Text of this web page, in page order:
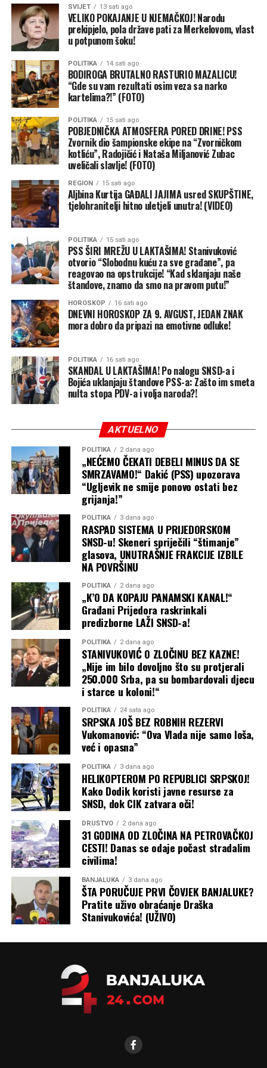
(BN) Foto: BN
(BN)
SVIJET 13 sati ago
VELIKO POKAJANJE U NJEMAČKOJ! Narodu
prekipjelo, pola države pati za Merkelovom, vlast
u potpunom šoku!
POLITIKA 14 sati ago
BODIROGA BRUTALNO RASTURIO MAZALICU!
“Gde su vam rezultati osim veza sa narko
kartelima?!” (FOTO)
POLITIKA 15 sati ago
POBJEDNIČKA ATMOSFERA PORED DRINE! PSS
Zvornik dio šampionske ekipe na “Zvorničkom
kotliću”, Radojičić i Nataša Miljanović Zubac
uveličali slavlje! (FOTO)
REGION 15 sati ago
Aljbina Kurtija GAĐALI JAJIMA usred SKUPŠTINE,
tjelohranitelji hitno uletjeli unutra! (VIDEO)
POLITIKA 15 sati ago
PSS ŠIRI MREŽU U LAKTAŠIMA! Stanivuković
otvorio “Slobodnu kuću za sve građane”, pa
reagovao na opstrukcije! “Kad sklanjaju naše
štandove, znamo da smo na pravom putu!”
HOROSKOP 16 sati ago
DNEVNI HOROSKOP ZA 9. AVGUST, JEDAN ZNAK
mora dobro da pripazi na emotivne odluke!
POLITIKA 16 sati ago
SKANDAL U LAKTAŠIMA! Po nalogu SNSD-a i
Bojića uklanjaju štandove PSS-a: Zašto im smeta
nulta stopa PDV-a i volja naroda?!
AKTUELNO
POLITIKA 2 dana ago
„NEĆEMO ČEKATI DEBELI MINUS DA SE
SMRZAVAMO!“ Dakić (PSS) upozorava
“Ugljevik ne smije ponovo ostati bez
grijanja!”
POLITIKA 3 dana ago
RASPAD SISTEMA U PRIJEDORSKOM
SNSD-u! Skeneri spriječili “štimanje”
glasova, UNUTRAŠNJE FRAKCIJE IZBILE
NA POVRŠINU
POLITIKA 2 dana ago
„K’O DA KOPAJU PANAMSKI KANAL!“
Građani Prijedora raskrinkali
predizborne LAŽI SNSD-a!
POLITIKA 2 dana ago
STANIVUKOVIĆ O ZLOČINU BEZ KAZNE!
„Nije im bilo dovoljno što su protjerali
250.000 Srba, pa su bombardovali djecu
i starce u koloni!“
POLITIKA 24 sata ago
SRPSKA JOŠ BEZ ROBNIH REZERVI
Vukomanović: “Ova Vlada nije samo loša,
već i opasna”
POLITIKA 3 dana ago
HELIKOPTEROM PO REPUBLICI SRPSKOJ!
Kako Dodik koristi javne resurse za
SNSD, dok CIK zatvara oči!
DRUŠTVO 2 dana ago
31 GODINA OD ZLOČINA NA PETROVAČKOJ
CESTI! Danas se odaje počast stradalim
civilima!
BANJALUKA 3 dana ago
ŠTA PORUČUJE PRVI ČOVJEK BANJALUKE?
Pratite uživo obraćanje Draška
Stanivukovića! (UŽIVO)